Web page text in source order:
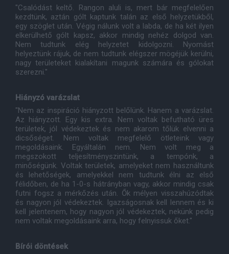
"Csalódást keltő. Rangon aluli is, mert bár megfelelően
kezdtünk, aztán gólt kaptunk talán az első helyzetükből,
egy szöglet után. Végig nálunk volt a labda, de ha két ilyen
elkerülhető gólt kapsz, akkor mindig nehéz dolgod van.
Nem tudtunk elég helyzetet kidolgozni. Nyomást
helyeztünk rájuk, de nem tudtunk elégszer mögéjük kerülni,
nagy területeket kialakítani magunk számára és gólokat
szerezni."
Hiányzó varázslat
"Nem az inspiráció hiányzott belőlünk. Hanem a varázslat.
Az hiányzott. Egy kis extra. Nem voltak befutható üres
területek, jól védekeztek és nem akarom tőlük elvenni a
dicsőséget. Nem voltak megfelelő ötleteink vagy
megoldásaink. Egyáltalán nem. Nem volt meg a
megszokott teljesítményszintünk, a tempónk, a
minőségünk. Voltak területek, amelyeket nem használtunk
és lehetőségek, amelyekkel nem tudtunk élni az első
félidőben, de ha 1-0-s hátrányban vagy, akkor mindig csak
futni fogsz a mérkőzés után. Ők mélyen visszahúzódtak
és nagyon jól védekeztek. Igazságosnak kell lennem és ki
kell jelentenem, hogy nagyon jól védekeztek, nekünk pedig
nem voltak megoldásaink arra, hogy felnyissuk őket."
Bírói döntések